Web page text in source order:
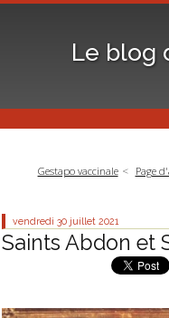
Le blog
Gestapo vaccinale Page
vendredi 30 juillet 2021
Saints Abdon et